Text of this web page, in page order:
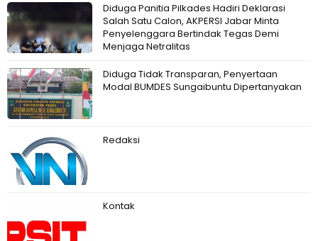
Diduga Panitia Pilkades Hadiri Deklarasi
Salah Satu Calon, AKPERSI Jabar Minta
Penyelenggara Bertindak Tegas Demi
Menjaga Netralitas
Diduga Tidak Transparan, Penyertaan
Modal BUMDES Sungaibuntu Dipertanyakan
Redaksi
Kontak